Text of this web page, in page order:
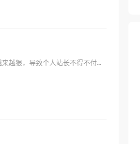
最近找CDN发现不少好资源，比如云盾CDN。国内大厂镰刀越来越狠，导致个人站长不得不付费购买服务，转...